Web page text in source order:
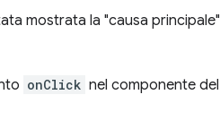
mostrata la "causa principale"
onClick nel componente del